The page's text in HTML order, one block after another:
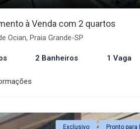
à Venda com 2 quartos
Ocian, Praia Grande-SP
2 Banheiros 1 Vaga
Exclusivo Pronto para